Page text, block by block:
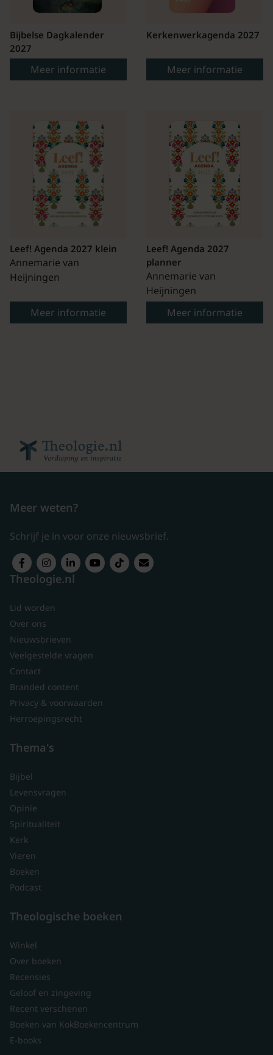
Bijbelse Dagkalender
2027
Meer informatie
Kerkenwerkagenda 2027
Meer informatie
Leef! Agenda 2027 klein
Annemarie van
Heijningen
Meer informatie
Leef! Agenda 2027
planner
Annemarie van
Heijningen
Meer informatie
Meer weten?
Schrijf je in voor onze nieuwsbrief.
Theologie.nl
Lid worden
Over ons
Nieuwsbrieven
Veelgestelde vragen
Contact
Branded content
Privacy & voorwaarden
Herroepingsrecht
Thema's
Bijbel
Levensvragen
Opinie
Spiritualiteit
Kerk
Vieren
Boeken
Podcast
Theologische boeken
Winkel
Over boeken
Recensies
Geloof en zingeving
Recent verschenen
Boeken van KokBoekencentrum
E-books